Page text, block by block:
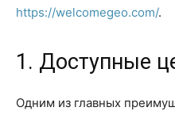
https://welcomegeo.com/.
1. Доступные
Одним из главных